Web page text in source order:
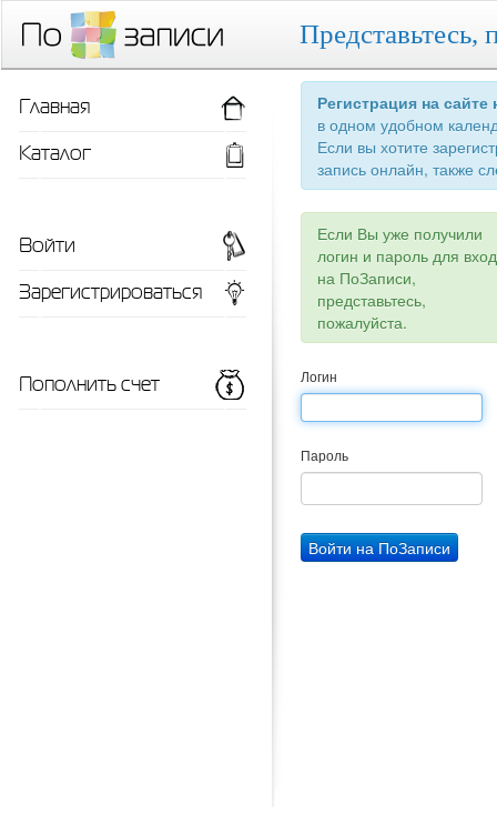
Представьтесь,
Регистрация на
в одном удобном
Если вы хотите
запись онлайн, также
Если Вы уже получили
логин и пароль для
на ПоЗаписи,
представьтесь,
пожалуйста.
Логин
Пароль
Главная
Каталог
Войти
Зарегистрироваться
Пополнить счет